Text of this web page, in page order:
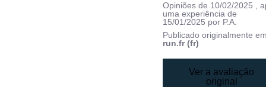
Opiniões de 10/02/2025 ,
uma experiência de
15/01/2025 por P.A.
Publicado originalmente
run.fr (fr)
Ver a avaliação
original